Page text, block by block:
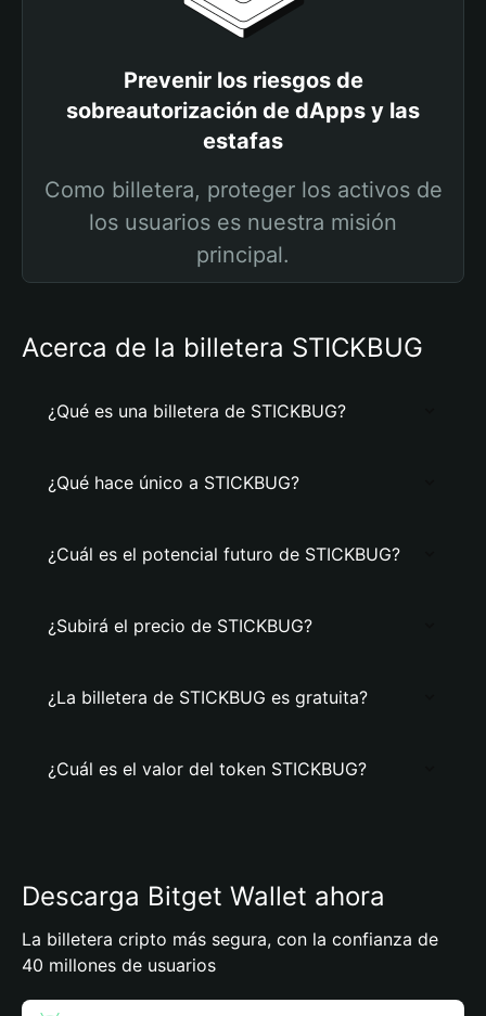
Prevenir los riesgos de
sobreautorización de dApps y las
estafas
Como billetera, proteger los activos de
los usuarios es nuestra misión
principal.
Acerca de la billetera STICKBUG
¿Qué es una billetera de STICKBUG?
¿Qué hace único a STICKBUG?
¿Cuál es el potencial futuro de STICKBUG?
¿Subirá el precio de STICKBUG?
¿La billetera de STICKBUG es gratuita?
¿Cuál es el valor del token STICKBUG?
Descarga Bitget Wallet ahora
La billetera cripto más segura, con la confianza de
40 millones de usuarios